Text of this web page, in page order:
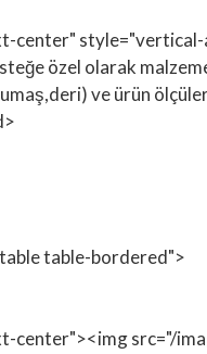
center" style="vertical-
özel olarak
ve ürün
table-bordered">
center"><img src="/